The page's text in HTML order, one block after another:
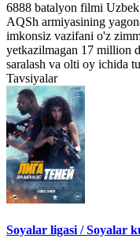
6888 batalyon filmi
AQSh armiyasining
imkonsiz vazifani o'z
yetkazilmagan 17 million
saralash va olti oy ichida
Tavsiyalar
Soyalar ligasi / Soyalar